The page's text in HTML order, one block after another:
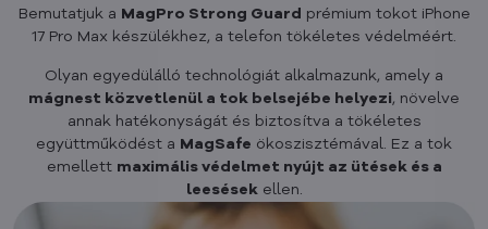
Bemutatjuk a MagPro Strong Guard prémium tokot iPhone
17 Pro Max készülékhez, a telefon tökéletes védelméért.
Olyan egyedülálló technológiát alkalmazunk, amely a
mágnest közvetlenül a tok belsejébe helyezi, növelve
annak hatékonyságát és biztosítva a tökéletes
együttműködést a MagSafe ökoszisztémával. Ez a tok
emellett maximális védelmet nyújt az ütések és a
leesésekellen.